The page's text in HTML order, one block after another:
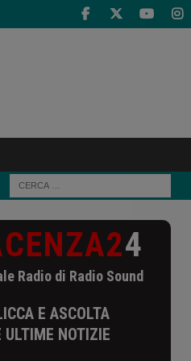
4
Radio di Radio Sound
E ASCOLTA
ULTIME NOTIZIE